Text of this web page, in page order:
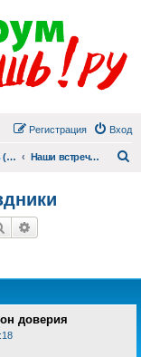
Вход
Регистрация
Наша жизнь (не всё же о суициде!) Наши встречи в реале и праздники
Поиск
доверия